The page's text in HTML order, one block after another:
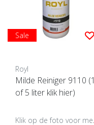
Sale
Royl
Milde Reiniger 9110 (1
of 5 liter klik hier)